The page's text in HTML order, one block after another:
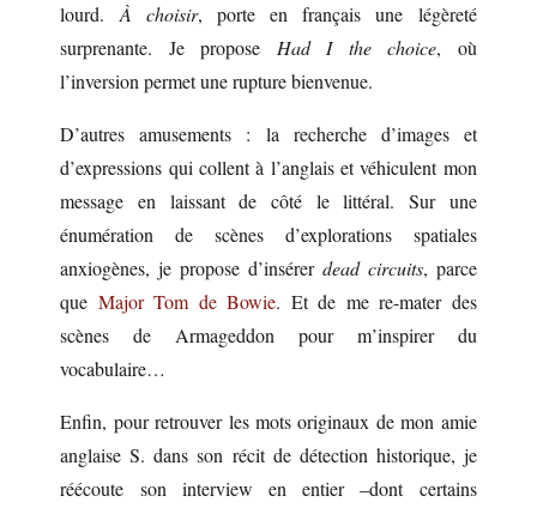
lourd.À choisir, porte en français une légèreté
surprenante. Je propose Had I the choice, où
l’inversion permet une rupture bienvenue.
D’autres amusements : la recherche d’images et
d’expressions qui collent à l’anglais et véhiculent mon
message en laissant de côté le littéral. Sur une
énumération de scènes d’explorations spatiales
anxiogènes, je propose d’insérer dead circuits, parce
que Major Tom de Bowie. Et de me re-mater des
scènes de Armageddon pour m’inspirer du
vocabulaire…
Enfin, pour retrouver les mots originaux de mon amie
anglaise S. dans son récit de détection historique, je
réécoute son interview en entier –dont certains